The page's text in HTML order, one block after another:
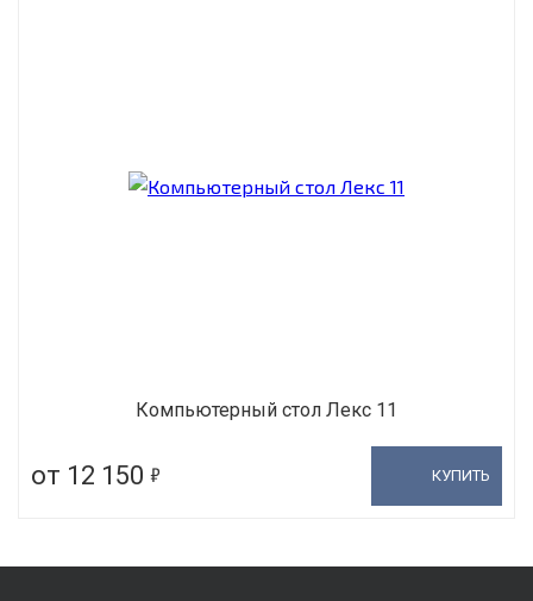
Компьютерный стол Лекс 11
от 12 150 5 КУПИТЬ